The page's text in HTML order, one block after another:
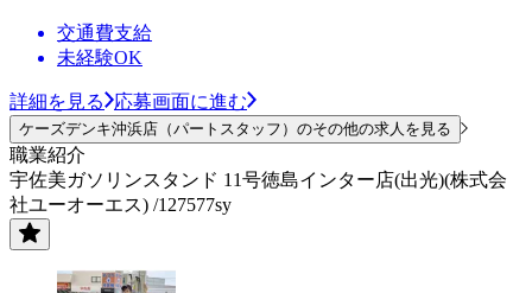
交通費支給
未経験OK
詳細を見る 応募画面に進む
ケーズデンキ沖浜店（パートスタッフ）のその他の求人を見る
職業紹介
宇佐美ガソリンスタンド 11号徳島インター店(出光)(株式会
社ユーオーエス) /127577sy